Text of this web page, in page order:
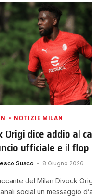
NOTIZIE MILAN
Origi dice addio al
ufficiale e il
Susco 8 Giugno 2026
del Milan Divock
social un messaggio